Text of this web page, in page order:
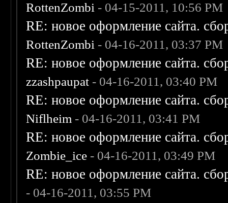
RottenZombi - 04-15-2011, 10:56 PM
RE: новое оформление сайта.
RottenZombi - 04-16-2011, 03:37 PM
RE: новое оформление сайта.
zzashpaupat - 04-16-2011, 03:40 PM
RE: новое оформление сайта.
Niflheim - 04-16-2011, 03:41 PM
RE: новое оформление сайта.
Zombie_ice - 04-16-2011, 03:49 PM
RE: новое оформление сайта.
- 04-16-2011, 03:55 PM